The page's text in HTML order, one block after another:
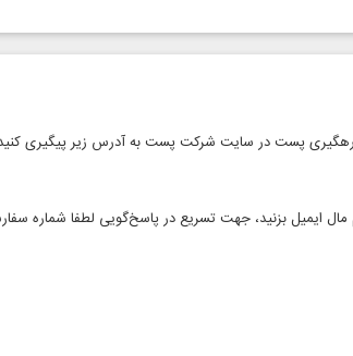
رهگیری پست در سایت شرکت پست به آدرس زیر پیگیری
ایمیل بزنید، جهت تسریع در پاسخ‌گویی لطفا شماره